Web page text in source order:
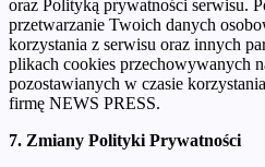
oraz Polityką prywatności serwisu.
przetwarzanie Twoich danych
korzystania z serwisu oraz innych
plikach cookies przechowywanych
pozostawianych w czasie
firmę NEWS PRESS.
7. Zmiany Polityki Prywatności